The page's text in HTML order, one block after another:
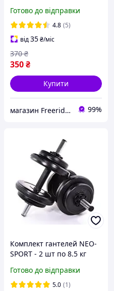
Готово до відправки
4.8 (5)
від35₴/міс
350₴
370 ₴
Купити
магазин Freeride - вело та спорт товари 99%
Комплект гантелей NEO-
SPORT - 2 шт по 8.5 кг
дисками
Готово до відправки
5.0 (1)